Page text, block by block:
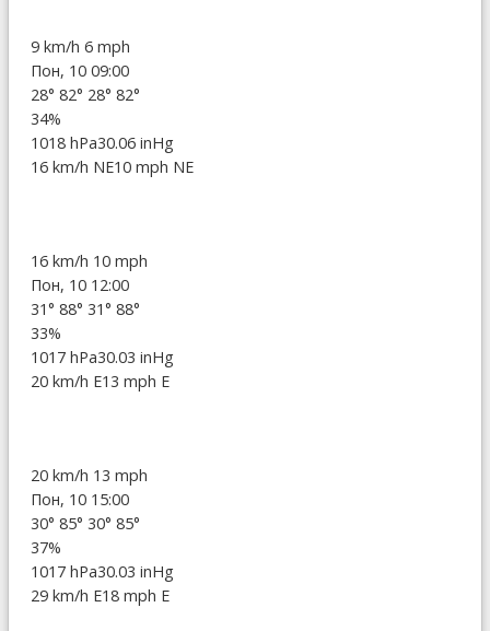
9 km/h 6 mph
Пон, 10 09:00
28° 82° 28° 82°
34%
1018 hPa30.06 inHg
16 km/h NE10 mph NE
16 km/h 10 mph
Пон, 10 12:00
31° 88° 31° 88°
33%
1017 hPa30.03 inHg
20 km/h E13 mph E
20 km/h 13 mph
Пон, 10 15:00
30° 85° 30° 85°
37%
1017 hPa30.03 inHg
29 km/h E18 mph E